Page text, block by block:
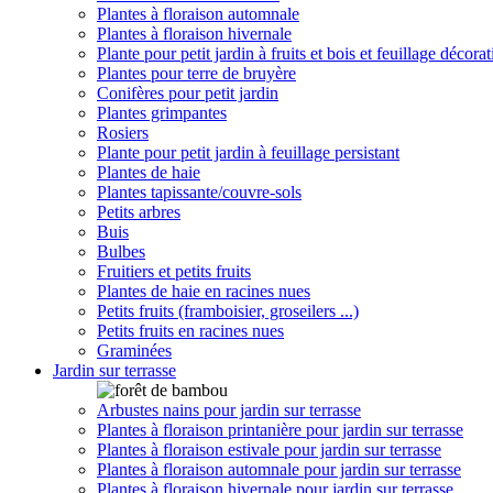
Plantes à floraison automnale
Plantes à floraison hivernale
Plante pour petit jardin à fruits et bois et feuillage
Plantes pour terre de bruyère
Conifères pour petit jardin
Plantes grimpantes
Rosiers
Plante pour petit jardin à feuillage persistant
Plantes de haie
Plantes tapissante/couvre-sols
Petits arbres
Buis
Bulbes
Fruitiers et petits fruits
Plantes de haie en racines nues
Petits fruits (framboisier, groseilers ...)
Petits fruits en racines nues
Graminées
Jardin sur terrasse
Arbustes nains pour jardin sur terrasse
Plantes à floraison printanière pour jardin sur terrasse
Plantes à floraison estivale pour jardin sur terrasse
Plantes à floraison automnale pour jardin sur terrasse
Plantes à floraison hivernale pour jardin sur terrasse